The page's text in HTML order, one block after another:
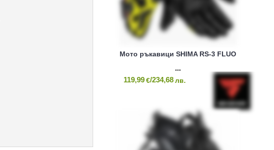
Мото ръкавици SHIMA RS-3 FLUO
119,99€/234,68лв.